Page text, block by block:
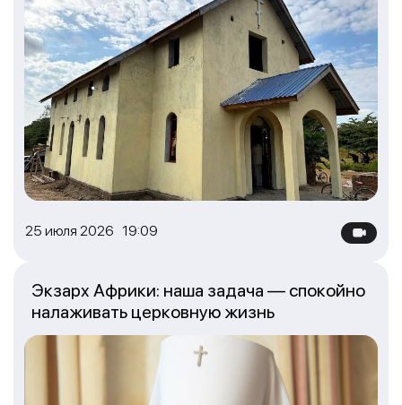
25 июля 2026 19:09
Экзарх Африки: наша задача — спокойно
налаживать церковную жизнь